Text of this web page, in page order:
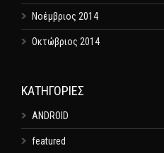
Νοέμβριος 2014
Οκτώβριος 2014
KΑΤΗΓΟΡΊΕΣ
ANDROID
featured